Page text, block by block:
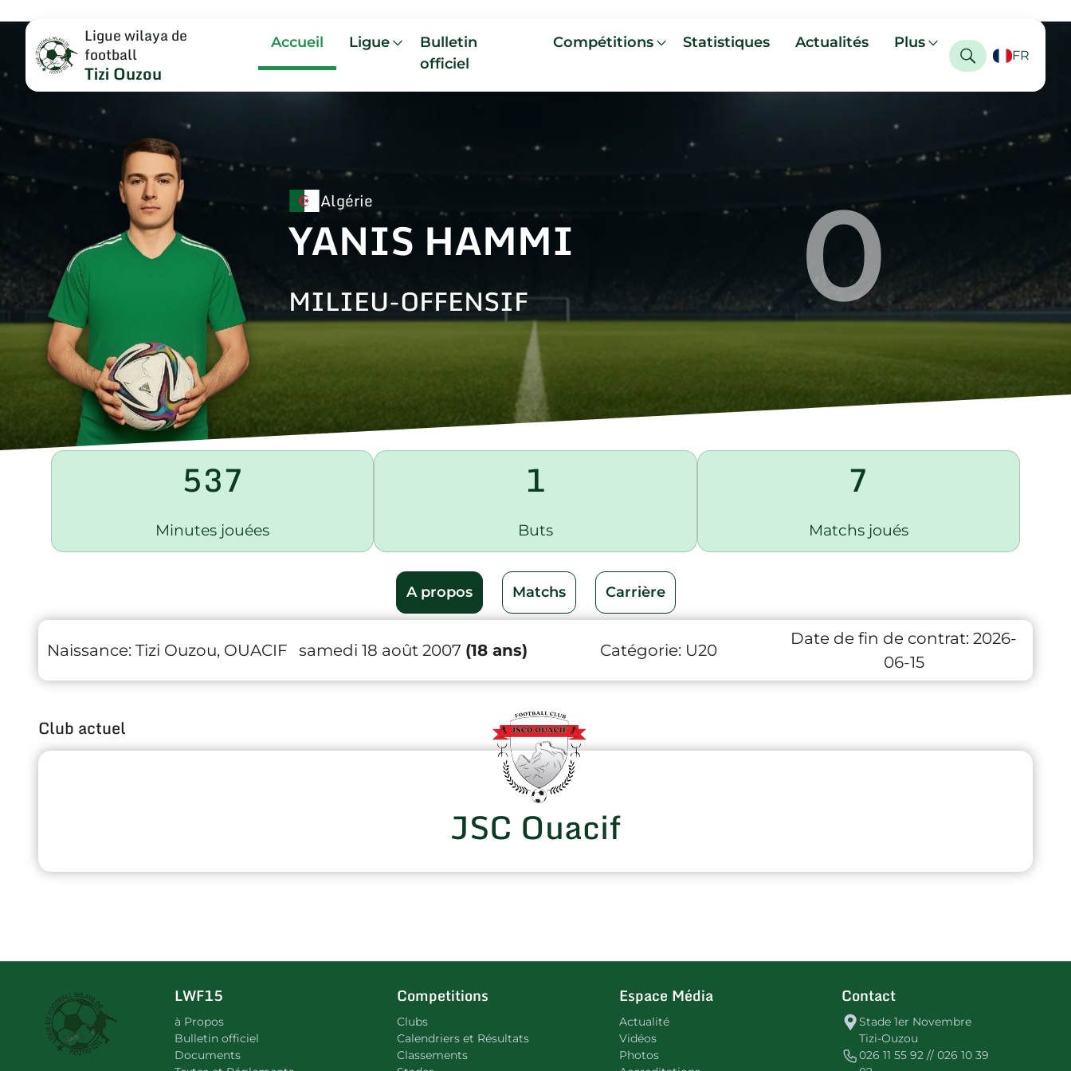
Ligue wilaya de
football
Tizi Ouzou
Accueil Ligue
Bulletin
officiel
Compétitions Statistiques Actualités Plus
FR
Algérie
YANIS HAMMI
MILIEU-OFFENSIF 0
537
Minutes jouées
1
Buts
7
Matchs joués
A propos Matchs Carrière
Naissance: Tizi Ouzou, OUACIF samedi 18 août 2007 (18 ans) Catégorie: U20
Date de fin de contrat: 2026-
06-15
Club actuel
JSC Ouacif
LWF15
à Propos
Bulletin officiel
Documents
Competitions
Clubs
Calendriers et Résultats
Classements
Espace Média
Actualité
Vidéos
Photos
Contact
Stade 1er Novembre
Tizi-Ouzou
026 11 55 92 // 026 10 39